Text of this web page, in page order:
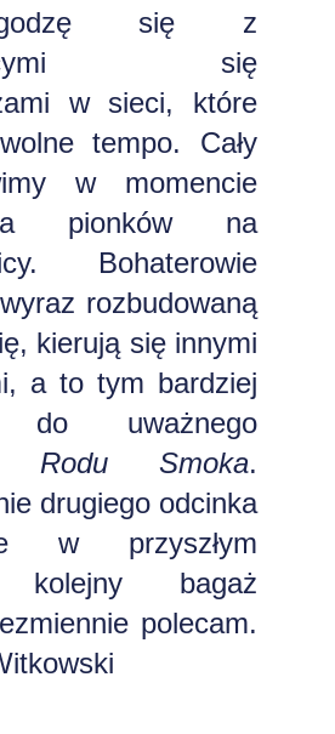
się z
się
w sieci, które
tempo. Cały
w momencie
pionków na
Bohaterowie
rozbudowaną
kierują się innymi
a to tym bardziej
do uważnego
Rodu Smoka.
drugiego odcinka
w przyszłym
kolejny bagaż
polecam.